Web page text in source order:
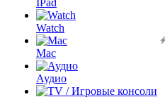
IPad
Watch
Mac
Аудио